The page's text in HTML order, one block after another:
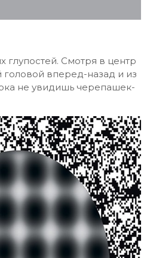
глупостей. Смотря в центр
вперед-назад и из
не увидишь черепашек-